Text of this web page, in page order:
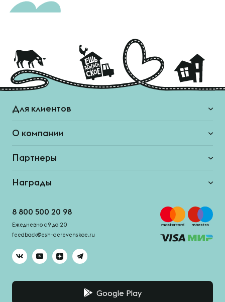
Для клиентов
О компании
Партнеры
Награды
8 800 500 20 98
Ежедневно с 9 до 20
feedback@esh-derevenskoe.ru
Google Play